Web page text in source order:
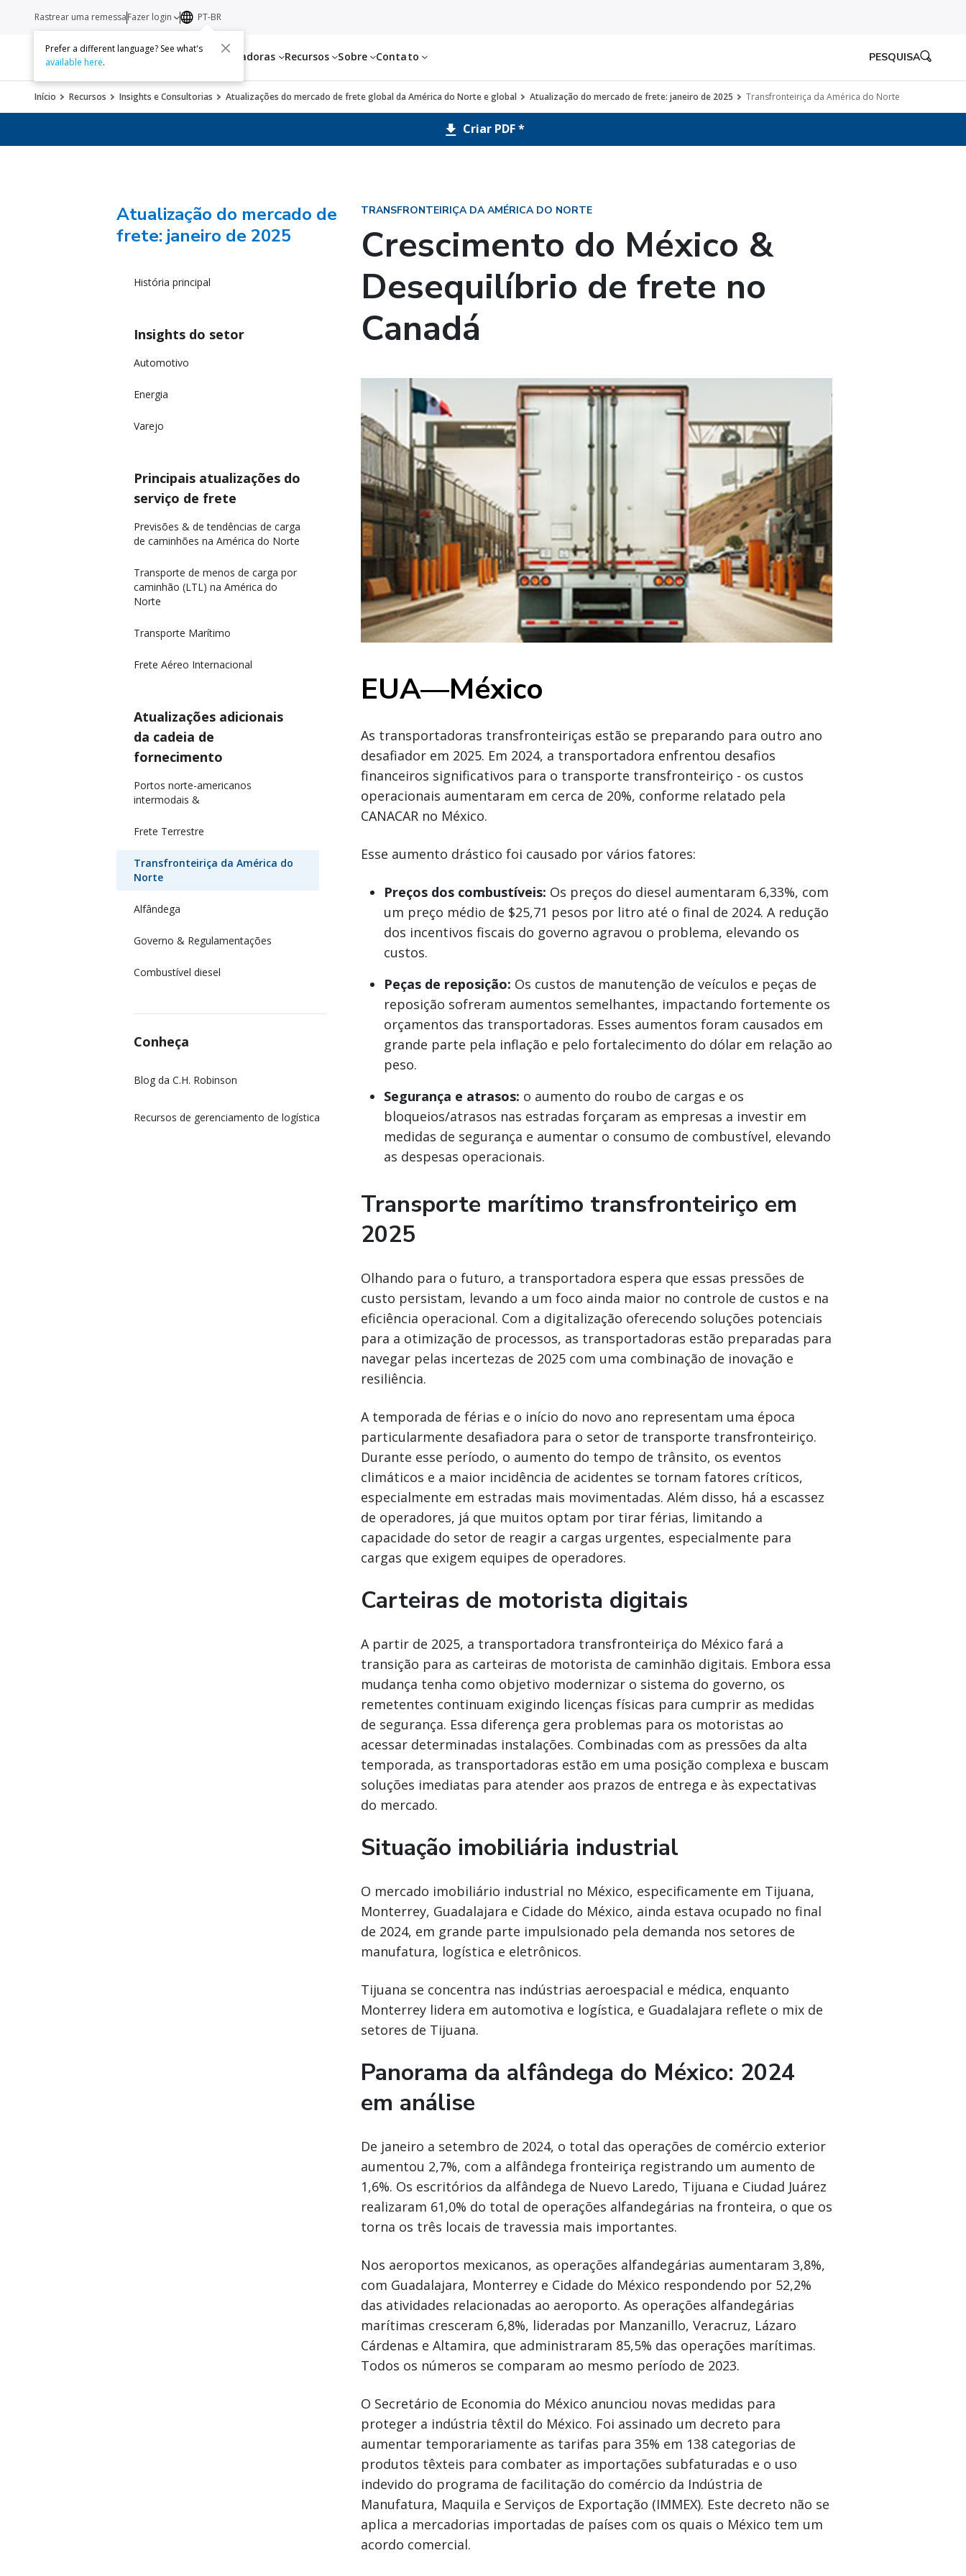
Serviços Transportadoras Recursos Sobre Contato
Rastrear uma remessaFazer login PT-BR
Prefer a different language? See what's
available here. PESQUISA
Início Recursos Insights e Consultorias Atualizações do mercado de frete global da América do Norte e global Atualização do mercado de frete: janeiro de 2025 Transfronteiriça da América do Norte
Criar PDF *
TRANSFRONTEIRIÇA DA AMÉRICA DO NORTE
Crescimento do México &
Desequilíbrio de frete no
Canadá
EUA—México
As transportadoras transfronteiriças estão se preparando para outro ano
desafiador em 2025. Em 2024, a transportadora enfrentou desafios
financeiros significativos para o transporte transfronteiriço - os custos
operacionais aumentaram em cerca de 20%, conforme relatado pela
CANACAR no México.
Esse aumento drástico foi causado por vários fatores:
Preços dos combustíveis: Os preços do diesel aumentaram 6,33%, com
um preço médio de $25,71 pesos por litro até o final de 2024. A redução
dos incentivos fiscais do governo agravou o problema, elevando os
custos.
Peças de reposição: Os custos de manutenção de veículos e peças de
reposição sofreram aumentos semelhantes, impactando fortemente os
orçamentos das transportadoras. Esses aumentos foram causados em
grande parte pela inflação e pelo fortalecimento do dólar em relação ao
peso.
Segurança e atrasos: o aumento do roubo de cargas e os
bloqueios/atrasos nas estradas forçaram as empresas a investir em
medidas de segurança e aumentar o consumo de combustível, elevando
as despesas operacionais.
Transporte marítimo transfronteiriço em
2025
Olhando para o futuro, a transportadora espera que essas pressões de
custo persistam, levando a um foco ainda maior no controle de custos e na
eficiência operacional. Com a digitalização oferecendo soluções potenciais
para a otimização de processos, as transportadoras estão preparadas para
navegar pelas incertezas de 2025 com uma combinação de inovação e
resiliência.
A temporada de férias e o início do novo ano representam uma época
particularmente desafiadora para o setor de transporte transfronteiriço.
Durante esse período, o aumento do tempo de trânsito, os eventos
climáticos e a maior incidência de acidentes se tornam fatores críticos,
especialmente em estradas mais movimentadas. Além disso, há a escassez
de operadores, já que muitos optam por tirar férias, limitando a
capacidade do setor de reagir a cargas urgentes, especialmente para
cargas que exigem equipes de operadores.
Carteiras de motorista digitais
A partir de 2025, a transportadora transfronteiriça do México fará a
transição para as carteiras de motorista de caminhão digitais. Embora essa
mudança tenha como objetivo modernizar o sistema do governo, os
remetentes continuam exigindo licenças físicas para cumprir as medidas
de segurança. Essa diferença gera problemas para os motoristas ao
acessar determinadas instalações. Combinadas com as pressões da alta
temporada, as transportadoras estão em uma posição complexa e buscam
soluções imediatas para atender aos prazos de entrega e às expectativas
do mercado.
Situação imobiliária industrial
O mercado imobiliário industrial no México, especificamente em Tijuana,
Monterrey, Guadalajara e Cidade do México, ainda estava ocupado no final
de 2024, em grande parte impulsionado pela demanda nos setores de
manufatura, logística e eletrônicos.
Tijuana se concentra nas indústrias aeroespacial e médica, enquanto
Monterrey lidera em automotiva e logística, e Guadalajara reflete o mix de
setores de Tijuana.
Panorama da alfândega do México: 2024
em análise
De janeiro a setembro de 2024, o total das operações de comércio exterior
aumentou 2,7%, com a alfândega fronteiriça registrando um aumento de
1,6%. Os escritórios da alfândega de Nuevo Laredo, Tijuana e Ciudad Juárez
realizaram 61,0% do total de operações alfandegárias na fronteira, o que os
torna os três locais de travessia mais importantes.
Nos aeroportos mexicanos, as operações alfandegárias aumentaram 3,8%,
com Guadalajara, Monterrey e Cidade do México respondendo por 52,2%
das atividades relacionadas ao aeroporto. As operações alfandegárias
marítimas cresceram 6,8%, lideradas por Manzanillo, Veracruz, Lázaro
Cárdenas e Altamira, que administraram 85,5% das operações marítimas.
Todos os números se comparam ao mesmo período de 2023.
O Secretário de Economia do México anunciou novas medidas para
proteger a indústria têxtil do México. Foi assinado um decreto para
aumentar temporariamente as tarifas para 35% em 138 categorias de
produtos têxteis para combater as importações subfaturadas e o uso
indevido do programa de facilitação do comércio da Indústria de
Manufatura, Maquila e Serviços de Exportação (IMMEX). Este decreto não se
aplica a mercadorias importadas de países com os quais o México tem um
acordo comercial.
Atualização do mercado de
frete: janeiro de 2025
História principal
Insights do setor
Automotivo
Energia
Varejo
Principais atualizações do
serviço de frete
Previsões & de tendências de carga
de caminhões na América do Norte
Transporte de menos de carga por
caminhão (LTL) na América do
Norte
Transporte Marítimo
Frete Aéreo Internacional
Atualizações adicionais
da cadeia de
fornecimento
Portos norte-americanos
intermodais &
Frete Terrestre
Transfronteiriça da América do
Norte
Alfândega
Governo & Regulamentações
Combustível diesel
Conheça
Blog da C.H. Robinson
Recursos de gerenciamento de logística